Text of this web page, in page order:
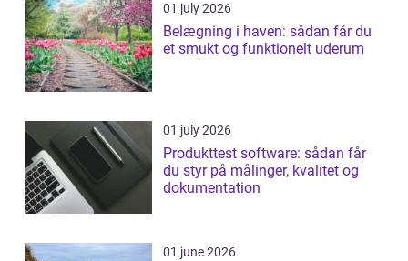
01 july 2026
Belægning i haven: sådan får du
et smukt og funktionelt uderum
01 july 2026
Produkttest software: sådan får
du styr på målinger, kvalitet og
dokumentation
01 june 2026